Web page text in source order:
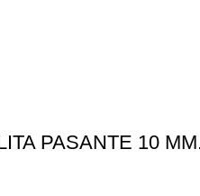
PASANTE 10